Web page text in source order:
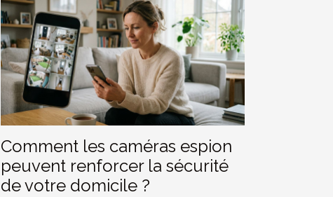
Comment les caméras espion
peuvent renforcer la sécurité
de votre domicile ?